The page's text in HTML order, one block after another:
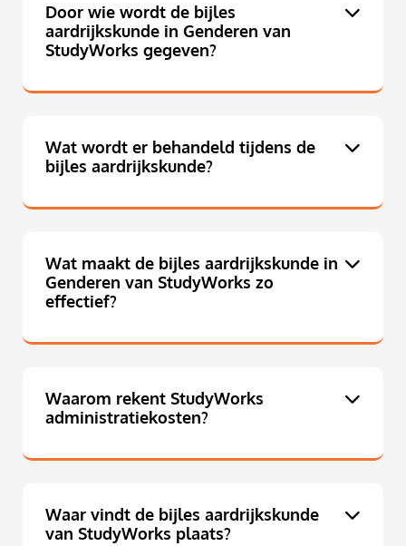
Door wie wordt de bijles
aardrijkskunde in Genderen van
StudyWorks gegeven?
Wat wordt er behandeld tijdens de
bijles aardrijkskunde?
Wat maakt de bijles aardrijkskunde in
Genderen van StudyWorks zo
effectief?
Waarom rekent StudyWorks
administratiekosten?
Waar vindt de bijles aardrijkskunde
van StudyWorks plaats?